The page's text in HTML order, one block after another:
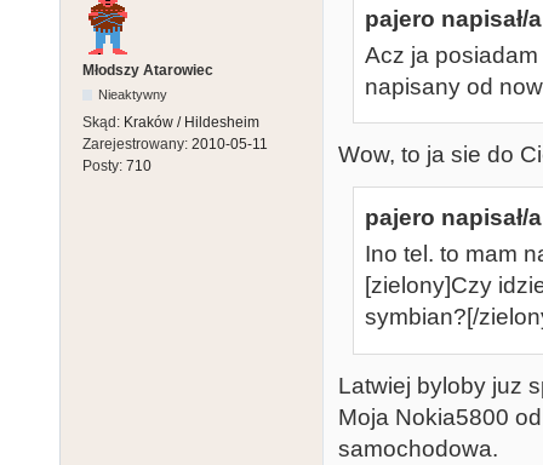
Młodszy Atarowiec
Nieaktywny
Skąd: Kraków / Hildesheim
Zarejestrowany: 2010-05-11
Posty: 710
pajero napisał/
Acz ja posiadam
napisany od
Wow, to ja sie do
pajero napisał/
Ino tel. to mam
[zielony]Czy
symbian?[/
Latwiej byloby juz
Moja Nokia5800
samochodowa.